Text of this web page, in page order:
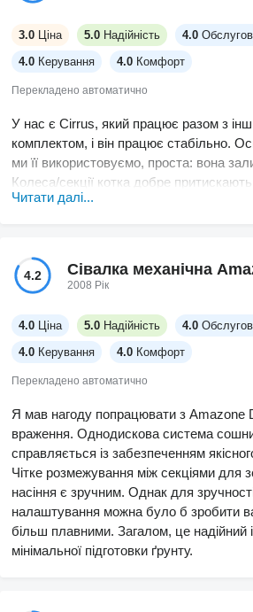
місця навколо зчіпного вузла при
тіснувато. Але так, в іншому
щовесни працює надійно.
3.0 Ціна 5.0 Надійність 4.0
4.0 Керування 4.0 Комфорт
Перекладено автоматично
У нас є Cirrus, який працює разом з
комплектом, і він працює стабільно.
ми її використовуємо, проста: вона
Колеса/секції котка добре притискають
тому посівне ложе виходить
Поломки? У нашому випадку їх майже
роботи, це в основному зношені
замінювали, - це колеса та деякі
багнюці вони забиваються, тож не
Щодо ціни, так, вона завищена. Але це
сенс.
Читати далі...
4.2 Сівалка механічна
2008 Рік
4.0 Ціна 5.0 Надійність 4.0
4.0 Керування 4.0 Комфорт
Перекладено автоматично
Я мав нагоду попрацювати з Amazone
враження. Однодискова система
справляється із забезпеченням
Чітке розмежування між секціями для
насіння є зручним. Однак для
налаштування можна було б зробити
більш плавними. Загалом, це надійний
мінімальної підготовки ґрунту.